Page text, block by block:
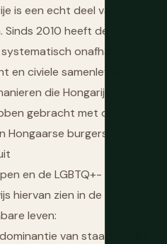
is een echt deel van de
2010 heeft de
onafhankelijke
en civiele samenleving-
die Hongarije
gebracht met de EU en
Hongaarse burgers
en de LGBTQ+-
hiervan zien in de
leven:
van staatsmedia,